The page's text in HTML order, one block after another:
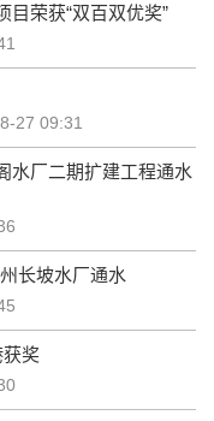
目荣获“双百双优奖”
27 09:31
水厂二期扩建工程通水
长坡水厂通水
奖